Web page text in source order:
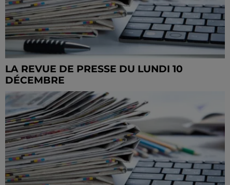
LA REVUE DE PRESSE DU LUNDI 10
DÉCEMBRE